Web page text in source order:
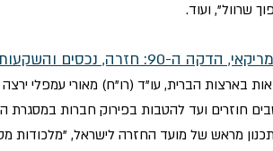
שרוול", ועוד.
והשקעות בישראל - שינוי חקיקה חשובים
מראש של מועד החזרה לישראל, "מלכודות